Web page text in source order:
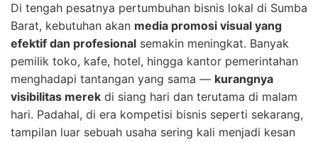
Di tengah pesatnya pertumbuhan bisnis lokal di Sumba
Barat, kebutuhan akan media promosi visual yang
efektif dan profesional semakin meningkat. Banyak
pemilik toko, kafe, hotel, hingga kantor pemerintahan
menghadapi tantangan yang sama — kurangnya
visibilitas merek di siang hari dan terutama di malam
hari. Padahal, di era kompetisi bisnis seperti sekarang,
tampilan luar sebuah usaha sering kali menjadi kesan